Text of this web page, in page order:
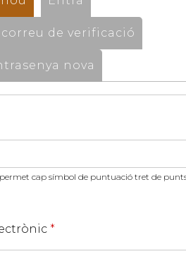
de verificació
nova
permet cap símbol de puntuació tret de
*